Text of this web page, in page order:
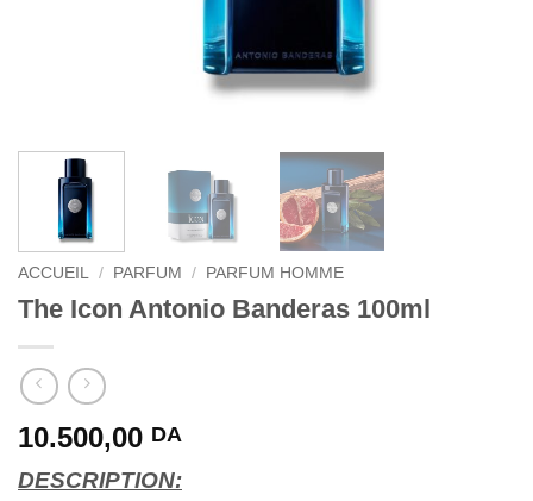
ACCUEIL / PARFUM / PARFUM HOMME
The Icon Antonio Banderas 100ml
10.500,00 DA
DESCRIPTION: